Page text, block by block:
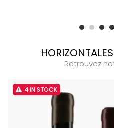
Retrouvez
4 IN STOCK